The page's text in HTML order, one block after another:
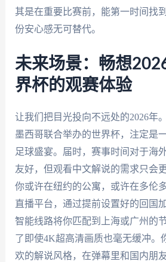
其是在重要比赛前，能第一时间找
份安心感无可替代。
未来场景：畅想
界杯的观赛体验
让我们把目光投向不远处的2026年
墨西哥联合举办的世界杯，注定是
足球盛宴。届时，赛事时间对于海
友好，但观看中文解说的需求只会
你或许在纽约的公寓，或许在多伦
直播平台，通过提前设置好的回国
智能线路将你匹配到上海或广州的
了即使4K超高清画质也毫无缓冲。
欢的解说风格，在弹幕里和国内朋